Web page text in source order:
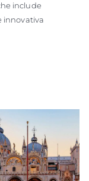
include
innovativa